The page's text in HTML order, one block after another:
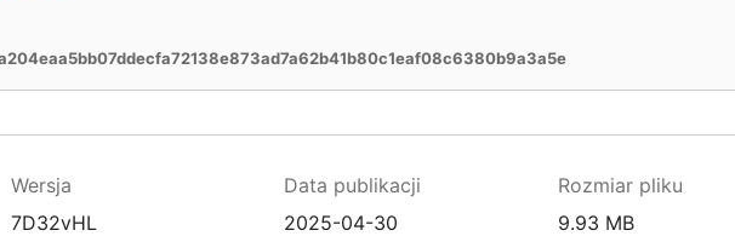
Wersja Data publikacji Rozmiar pliku
7D32vHL 2025-04-30 9.93 MB